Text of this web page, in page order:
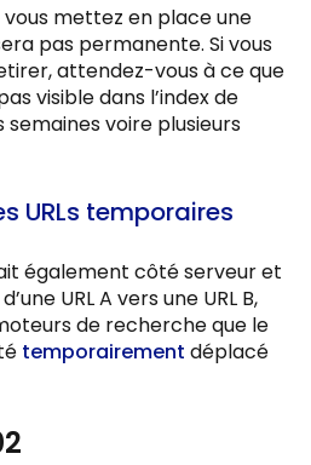
mettez en place une
pas permanente. Si vous
attendez-vous à ce que
visible dans l’index de
voire plusieurs
URLs temporaires
également côté serveur et
URL A vers une URL B,
de recherche que le
temporairement déplacé